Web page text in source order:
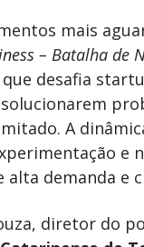
mais
– Batalha de
desafia
A
e
alta demanda e
diretor do